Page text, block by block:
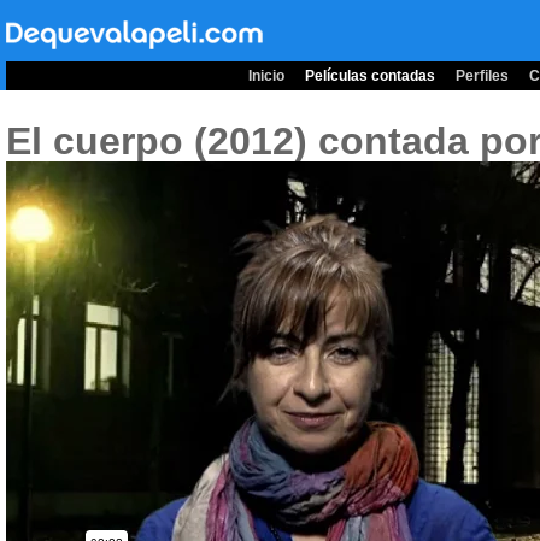
Inicio Películas contadas Perfiles
El cuerpo (2012) contada